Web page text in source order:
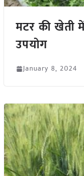
मटर की खेती
उपयोग
January 8, 2024